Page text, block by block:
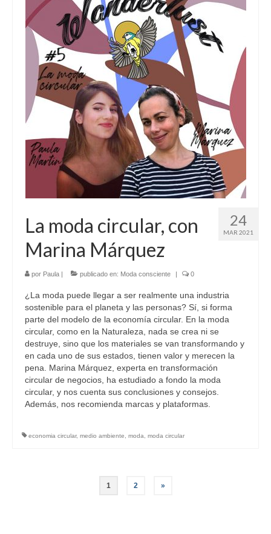
24
MAR 2021
La moda circular, con
Marina Márquez
por Paula publicado en: Moda consciente 0
¿La moda puede llegar a ser realmente una industria
sostenible para el planeta y las personas? Sí, si forma
parte del modelo de la economía circular. En la moda
circular, como en la Naturaleza, nada se crea ni se
destruye, sino que los materiales se van transformando y
en cada uno de sus estados, tienen valor y merecen la
pena. Marina Márquez, experta en transformación
circular de negocios, ha estudiado a fondo la moda
circular, y nos cuenta sus conclusiones y consejos.
Además, nos recomienda marcas y plataformas.
economia circular, medio ambiente, moda, moda circular
Navegación
1 2 »